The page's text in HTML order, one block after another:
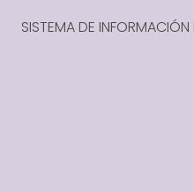
SISTEMA DE